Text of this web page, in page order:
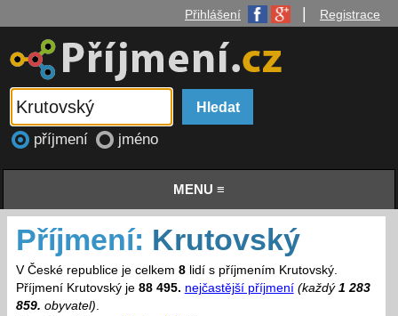
Přihlášení Registrace
příjmení jméno
MENU ≡
Příjmení: Krutovský
V České republice je celkem 8lidí s příjmením Krutovský.
Příjmení Krutovský je 88 495. nejčastější příjmení (každý 1 283
859. obyvatel).